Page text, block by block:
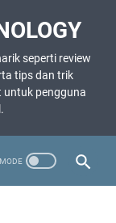
seperti review
tips dan trik
untuk pengguna